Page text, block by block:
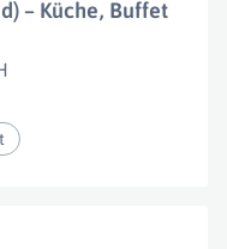
– Küche, Buffet